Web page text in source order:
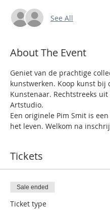
See All
About The Event
Geniet van de prachtige
kunstwerken. Koop kunst bij
Kunstenaar. Rechtstreeks uit
Artstudio.
Een originele Pim Smit is
het leven. Welkom na
Tickets
Sale ended
Ticket type